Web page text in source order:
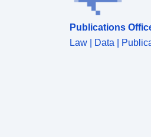
Publications
Law | Data |